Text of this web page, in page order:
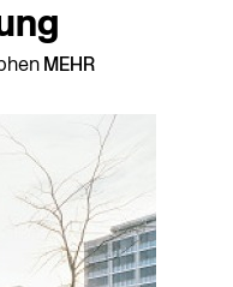
MEHR